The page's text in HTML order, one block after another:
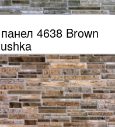
4638 Brown